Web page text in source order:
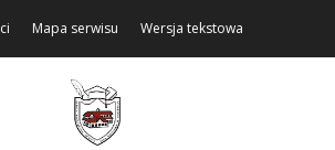
Mapa serwisu Wersja tekstowa